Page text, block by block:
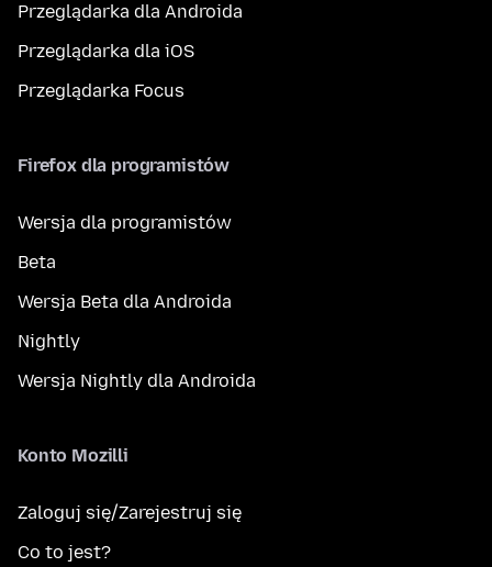
Przeglądarka dla Androida
Przeglądarka dla iOS
Przeglądarka Focus
Firefox dla programistów
Wersja dla programistów
Beta
Wersja Beta dla Androida
Nightly
Wersja Nightly dla Androida
Konto Mozilli
Zaloguj się/Zarejestruj się
Co to jest?